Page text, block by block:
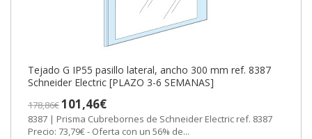
Tejado G IP55 pasillo lateral, ancho 300 mm ref. 8387
Schneider Electric [PLAZO 3-6 SEMANAS]
178,86€101,46€
8387 | Prisma Cubrebornes de Schneider Electric ref. 8387
Precio: 73,79€ - Oferta con un 56% de...